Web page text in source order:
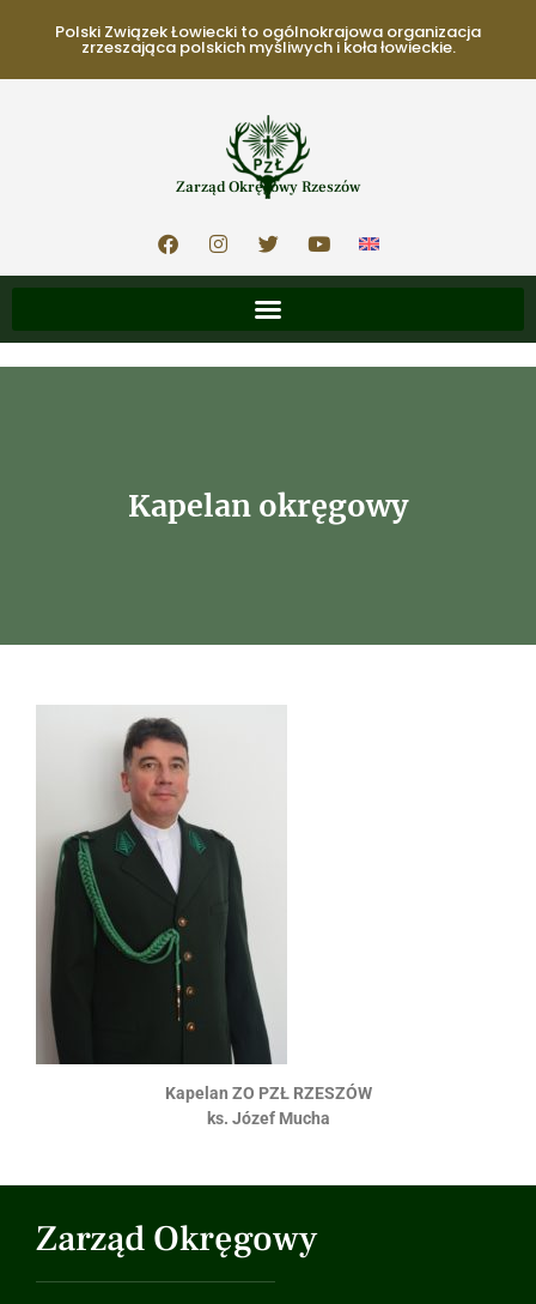
Polski Związek Łowiecki to ogólnokrajowa organizacja
zrzeszająca polskich myśliwych i koła łowieckie.
Zarząd Okręgowy Rzeszów
Kapelan okręgowy
Kapelan ZO PZŁ RZESZÓW
ks. Józef Mucha
Zarząd Okręgowy